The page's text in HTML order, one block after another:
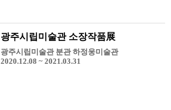
광주시립미술관 소장작품展
광주시립미술관 분관 하정웅미술관
2020.12.08 ~ 2021.03.31